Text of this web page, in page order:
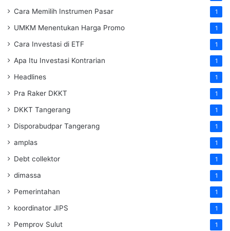
Cara Memilih Instrumen Pasar 1
UMKM Menentukan Harga Promo 1
Cara Investasi di ETF 1
Apa Itu Investasi Kontrarian 1
Headlines 1
Pra Raker DKKT 1
DKKT Tangerang 1
Disporabudpar Tangerang 1
amplas 1
Debt collektor 1
dimassa 1
Pemerintahan 1
koordinator JIPS 1
Pemprov Sulut 1